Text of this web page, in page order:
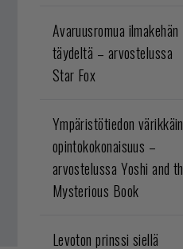
Avaruusromua ilmakehän
täydeltä – arvostelussa
Star Fox
Ympäristötiedon värikkäin
opintokokonaisuus –
arvostelussa Yoshi and
Mysterious Book
Levoton prinssi siellä